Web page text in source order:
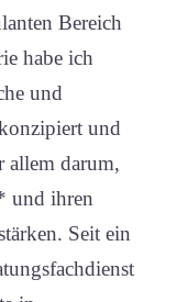
Bereich
habe ich
und
und
allem darum,
und ihren
Seit ein